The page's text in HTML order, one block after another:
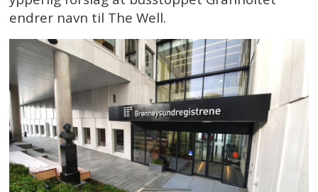
endrer navn til The Well.